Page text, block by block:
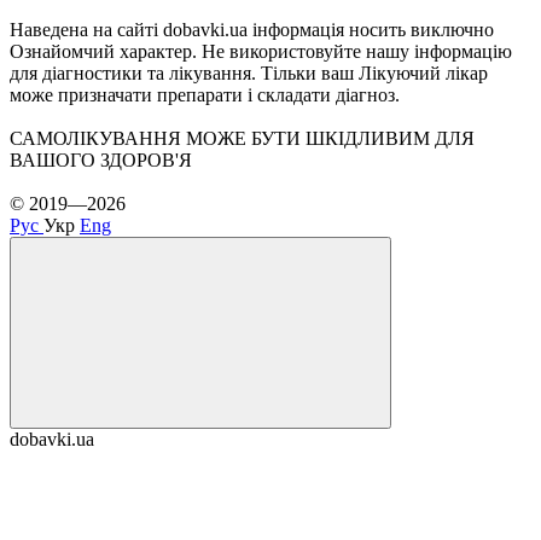
Наведена на сайті dobavki.ua інформація носить виключно
Ознайомчий характер. Не використовуйте нашу інформацію
для діагностики та лікування. Тільки ваш Лікуючий лікар
може призначати препарати і складати діагноз.
САМОЛІКУВАННЯ МОЖЕ БУТИ ШКІДЛИВИМ ДЛЯ
ВАШОГО ЗДОРОВ'Я
© 2019—2026
Рус Укр Eng
dobavki.ua